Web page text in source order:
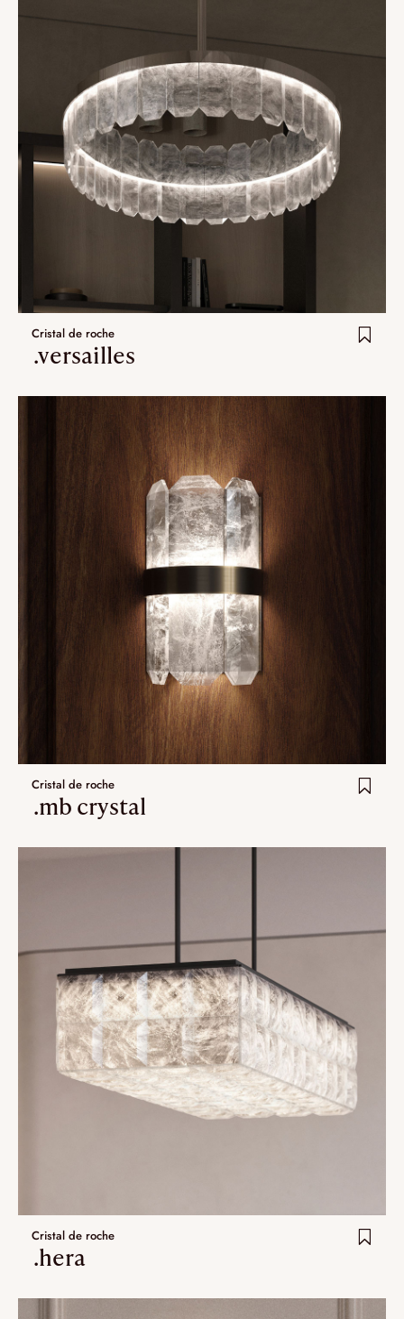
Cristal de roche
.versailles
Cristal de roche
.mb crystal
Cristal de roche
.hera